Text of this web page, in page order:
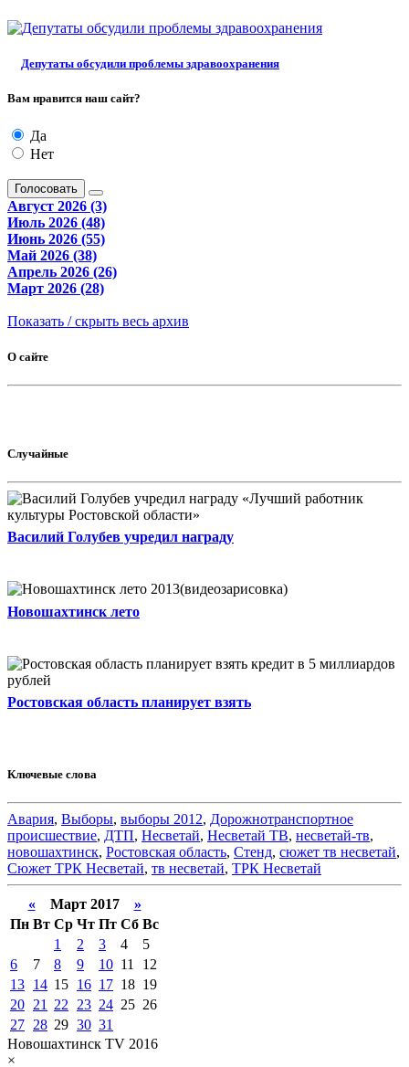
Депутаты обсудили проблемы здравоохранения
Вам нравится наш сайт?
Да
Нет
Голосовать
Август 2026 (3)
Июль 2026 (48)
Июнь 2026 (55)
Май 2026 (38)
Апрель 2026 (26)
Март 2026 (28)
Показать / скрыть весь архив
О сайте
Случайные
Василий Голубев учредил награду
Новошахтинск лето
Ростовская область планирует взять
Ключевые слова
Авария, Выборы, выборы 2012, Дорожнотранспортное
происшествие, ДТП, Несветай, Несветай ТВ, несветай-тв,
новошахтинск, Ростовская область, Стенд, сюжет тв несветай,
Сюжет ТРК Несветай, тв несветай, ТРК Несветай
«Март 2017 »
Пн Вт Ср Чт Пт Сб Вс
1
2 3 4
5
6
7 8 9 10 11
12
13 14 15 16 17 18 19
20 21 22 23 24 25 26
27 28 29 30 31
Новошахтинск TV 2016
×